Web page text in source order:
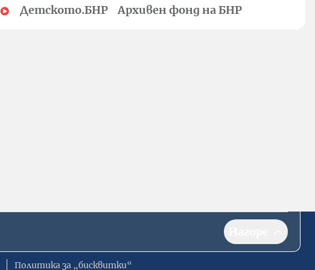
Детското.БНР Архивен фонд на БНР
Политика за „бисквитки“